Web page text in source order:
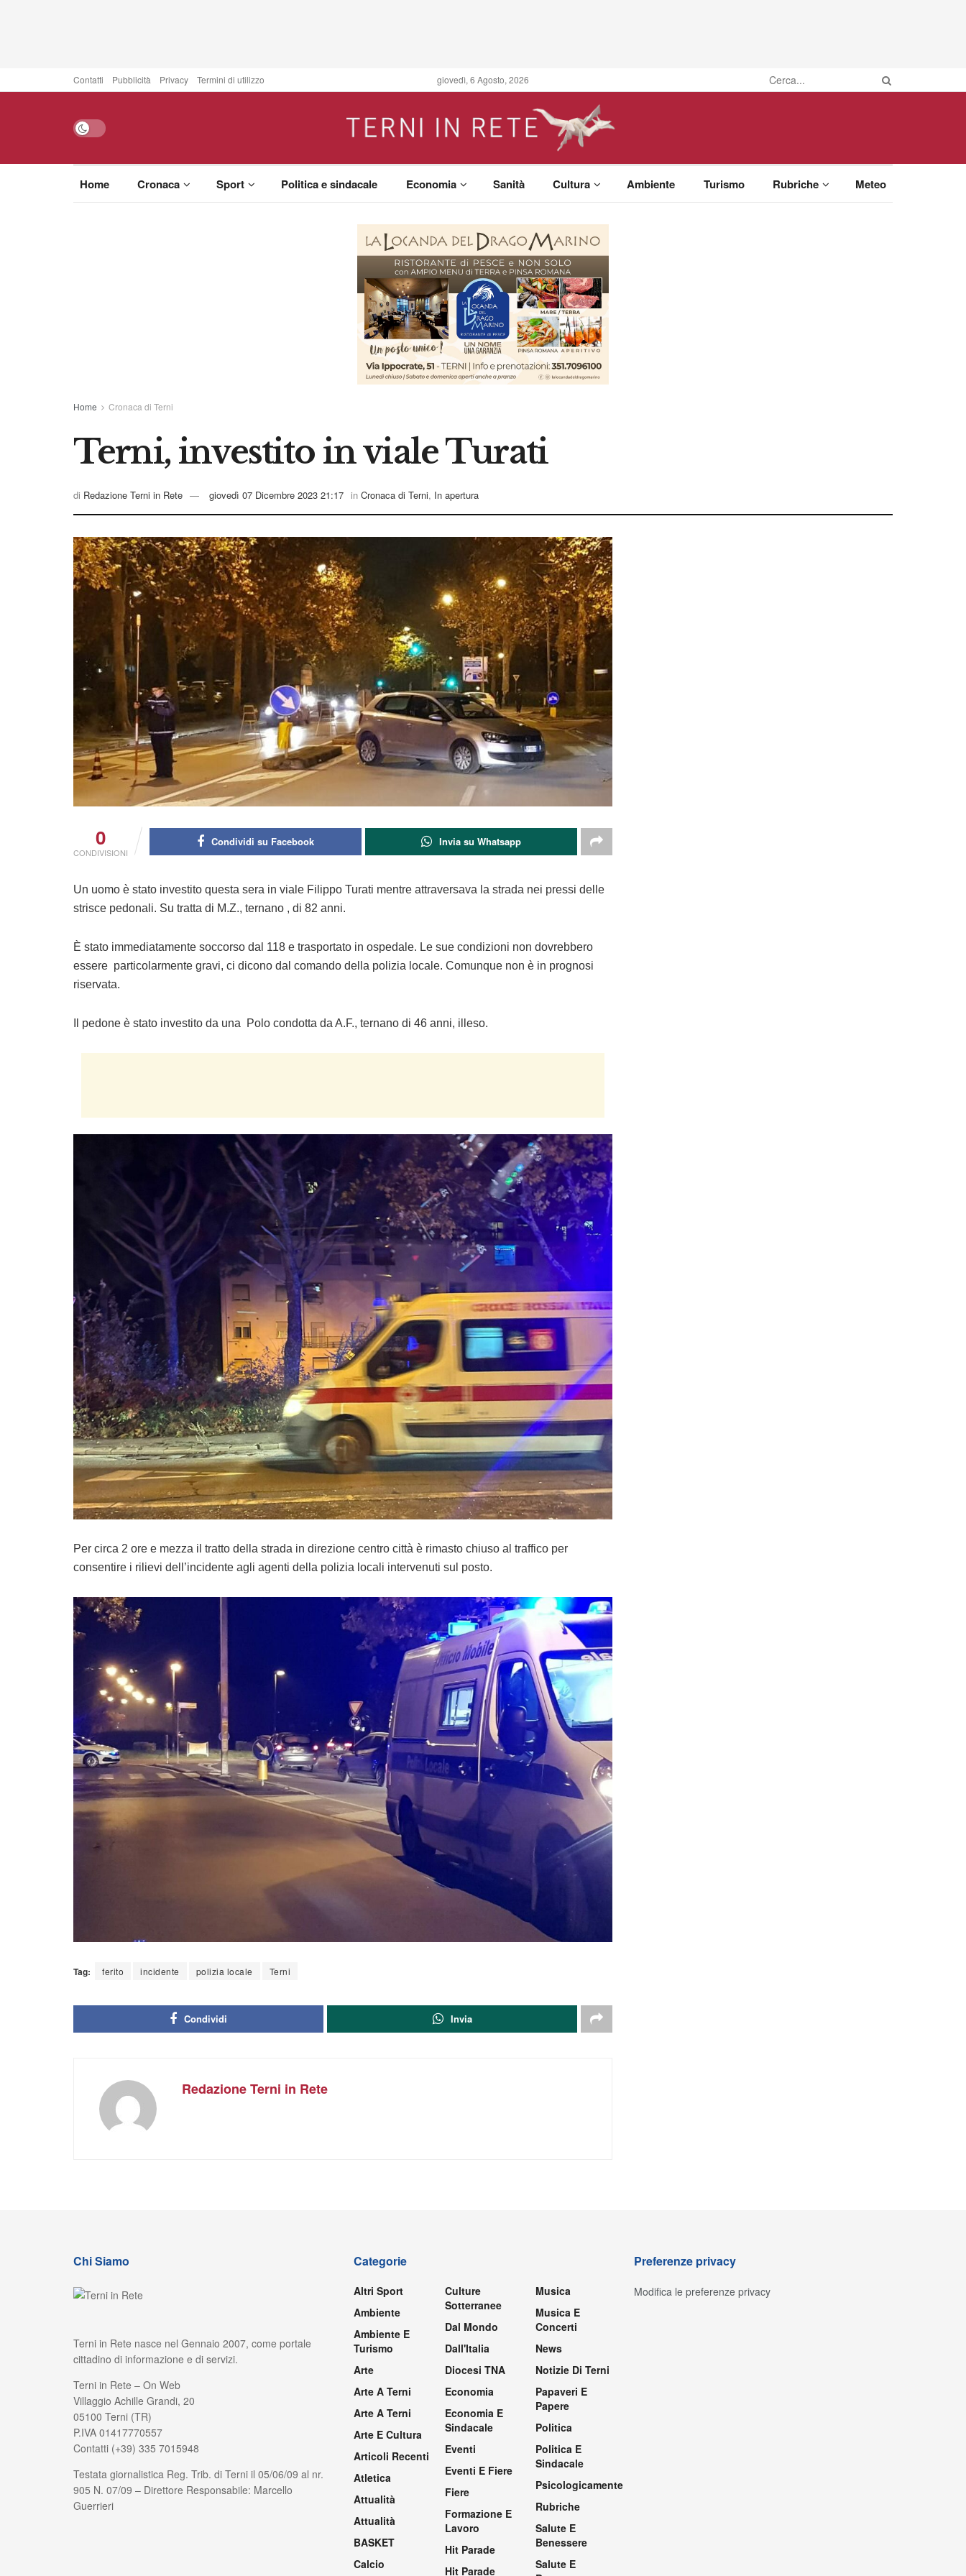
Contatti Pubblicità Privacy Termini di utilizzo giovedì, 6 Agosto, 2026
Home Cronaca Sport Politica e sindacale Economia Sanità Cultura Ambiente Turismo Rubriche Meteo
Home Cronaca di Terni
Terni, investito in viale Turati
di Redazione Terni in Rete giovedì 07 Dicembre 2023 21:17 in Cronaca di Terni, In apertura
0
CONDIVISIONI
Condividi su Facebook Invia su Whatsapp
Un uomo è stato investito questa sera in viale Filippo Turati mentre attraversava la strada nei pressi delle
strisce pedonali. Su tratta di M.Z., ternano , di 82 anni.
È stato immediatamente soccorso dal 118 e trasportato in ospedale. Le sue condizioni non dovrebbero
essere particolarmente gravi, ci dicono dal comando della polizia locale. Comunque non è in prognosi
riservata.
Il pedone è stato investito da una Polo condotta da A.F., ternano di 46 anni, illeso.
Per circa 2 ore e mezza il tratto della strada in direzione centro città è rimasto chiuso al traffico per
consentire i rilievi dell’incidente agli agenti della polizia locali intervenuti sul posto.
Tag: ferito incidente polizia locale Terni
Condividi Invia
Redazione Terni in Rete
Chi Siamo
Terni in Rete nasce nel Gennaio 2007, come portale
cittadino di informazione e di servizi.
Terni in Rete – On Web
Villaggio Achille Grandi, 20
05100 Terni (TR)
P.IVA 01417770557
Contatti (+39) 335 7015948
Testata giornalistica Reg. Trib. di Terni il 05/06/09 al nr.
905 N. 07/09 – Direttore Responsabile: Marcello
Guerrieri
Categorie
Altri Sport
Ambiente
Ambiente E
Turismo
Arte
Arte A Terni
Arte A Terni
Arte E Cultura
Articoli Recenti
Atletica
Attualità
Attualità
BASKET
Calcio
Culture
Sotterranee
Dal Mondo
Dall'Italia
Diocesi TNA
Economia
Economia E
Sindacale
Eventi
Eventi E Fiere
Fiere
Formazione E
Lavoro
Hit Parade
Hit Parade
Musica
Musica E
Concerti
News
Notizie Di Terni
Papaveri E
Papere
Politica
Politica E
Sindacale
Psicologicamente
Rubriche
Salute E
Benessere
Salute E
Preferenze privacy
Modifica le preferenze privacy